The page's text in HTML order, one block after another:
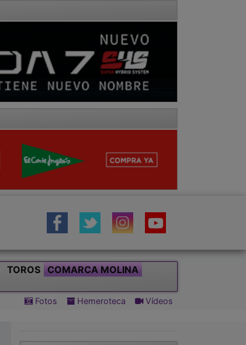
TOROS COMARCA MOLINA
Fotos Hemeroteca Vídeos